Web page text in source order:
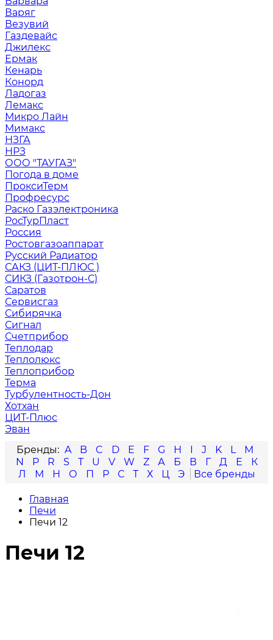
Варяг
Везувий
Газдевайс
Джилекс
Ермак
Кенарь
Конорд
Ладогаз
Лемакс
Микро Лайн
Мимакс
НЗГА
НРЗ
ООО "ТАУГАЗ"
Погода в доме
ПроксиТерм
Профресурс
Раско Газэлектроника
РосТурПласт
Россия
Ростовгазоаппарат
Русский Радиатор
САКЗ (ЦИТ-ПЛЮС )
СИКЗ (Газотрон-С)
Саратов
Сервисгаз
Сибирячка
Сигнал
Счетприбор
Теплодар
Теплолюкс
Теплоприбор
Терма
Турбулентность-Дон
Хотхан
ЦИТ-Плюс
Эван
A
B C D E F G H I J K L
M
N
P R S T U V W Z А Б В Г Д Е
К
Л
М Н О П Р С Т Х Ц Э
Главная
Печи
Печи 12
Печи 12